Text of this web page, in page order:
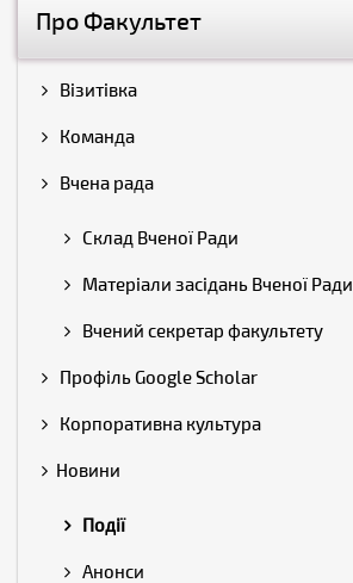
Про Факультет
Візитівка
Команда
Вчена рада
Склад Вченої Ради
Матеріали засідань Вченої Ради
Вчений секретар факультету
Профіль Google Scholar
Корпоративна культура
Новини
Події
Анонси